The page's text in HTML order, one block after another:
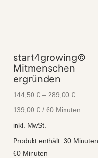
start4growing©
Mitmenschen
ergründen
144,50 €– 289,00 €
139,00 €/ 60 Minuten
inkl. MwSt.
Produkt enthält: 30 Minuten
60 Minuten